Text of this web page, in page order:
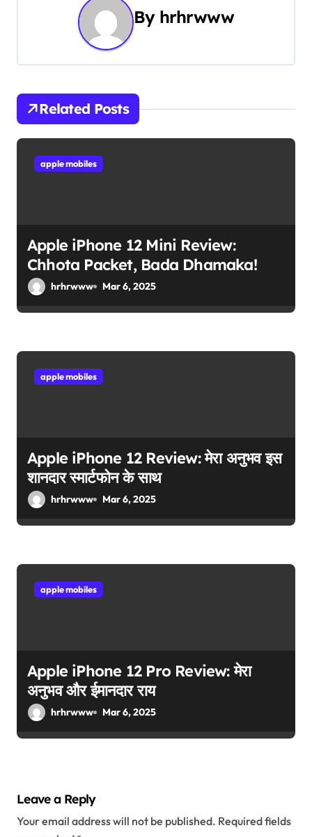
v
i
g
o
n
By hrhrwww
Related Posts
apple mobiles
Apple iPhone 12 Mini Review:
Chhota Packet, Bada Dhamaka!
hrhrwww Mar 6, 2025
apple mobiles
Apple iPhone 12 Review: मेरा अनुभव इस
शानदार स्मार्टफोन के साथ
hrhrwww Mar 6, 2025
apple mobiles
Apple iPhone 12 Pro Review: मेरा
अनुभव और ईमानदार राय
hrhrwww Mar 6, 2025
Leave a Reply
Your email address will not be published. Required fields